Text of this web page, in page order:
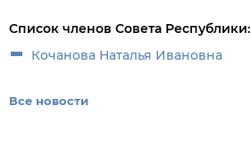
Список членов Совета Республики:
Кочанова Наталья Ивановна
Все новости